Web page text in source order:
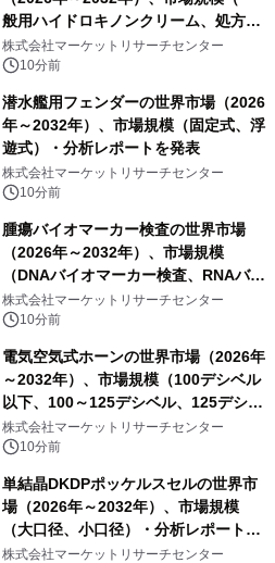
般用ハイドロキノンクリーム、処方用
ハイドロキノンクリーム）・分析レポ
ートを発表
株式会社マーケットリサーチセンター
10分前
潜水艦用フェンダーの世界市場（2026
年～2032年）、市場規模（固定式、浮
遊式）・分析レポートを発表
株式会社マーケットリサーチセンター
10分前
腫瘍バイオマーカー検査の世界市場
（2026年～2032年）、市場規模
（DNAバイオマーカー検査、RNAバイ
オマーカー検査、タンパク質バイオマ
ーカー検査、細胞ベースのバイオマー
査）・分析レポートを発表
株式会社マーケットリサーチセンター
10分前
電気空気式ホーンの世界市場（2026年
～2032年）、市場規模（100デシベル
以下、100～125デシベル、125デシベ
ル以上）・分析レポートを発表
株式会社マーケットリサーチセンター
10分前
単結晶DKDPポッケルスセルの世界市
場（2026年～2032年）、市場規模
（大口径、小口径）・分析レポートを
発表
株式会社マーケットリサーチセンター